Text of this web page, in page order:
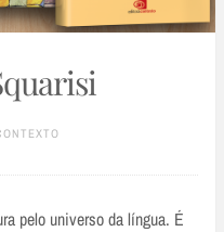
pelo universo da língua. É